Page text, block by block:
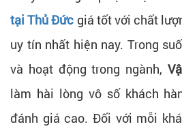
tại Thủ Đức giá tốt với chất
uy tín nhất hiện nay. Trong
và hoạt động trong ngành,
làm hài lòng vô số khách
đánh giá cao. Đối với mỗi